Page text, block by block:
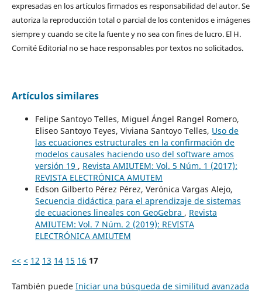
expresadas en los artículos firmados es responsabilidad del autor. Se
autoriza la reproducción total o parcial de los contenidos e imágenes
siempre y cuando se cite la fuente y no sea con fines de lucro. El H.
Comité Editorial no se hace responsables por textos no solicitados.
Artículos similares
Felipe Santoyo Telles, Miguel Ángel Rangel Romero,
Eliseo Santoyo Teyes, Viviana Santoyo Telles, Uso de
las ecuaciones estructurales en la confirmación de
modelos causales haciendo uso del software amos
versión 19 , Revista AMIUTEM: Vol. 5 Núm. 1 (2017):
REVISTA ELECTRÓNICA AMUTEM
Edson Gilberto Pérez Pérez, Verónica Vargas Alejo,
Secuencia didáctica para el aprendizaje de sistemas
de ecuaciones lineales con GeoGebra , Revista
AMIUTEM: Vol. 7 Núm. 2 (2019): REVISTA
ELECTRÓNICA AMIUTEM
<< < 12 13 14 15 16 17
También puede Iniciar una búsqueda de similitud avanzada